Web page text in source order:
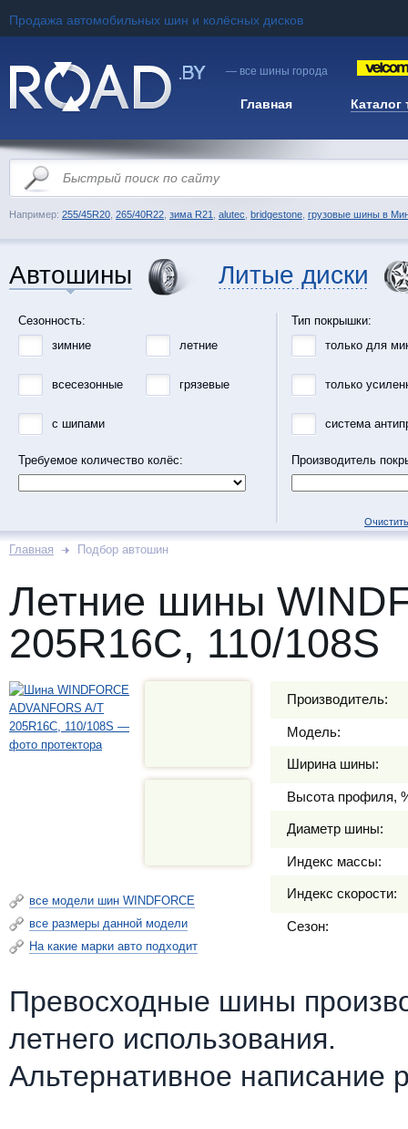
Продажа автомобильных шин и колёсных дисков
— все шины города
Главная Каталог
Например: 255/45R20 265/40R22 зима R21 alutec bridgestone грузовые шины в
Автошины Литые диски
Сезонность:
зимние
летние
всесезонные грязевые
с шипами
Требуемое количество колёс:
Тип покрышки:
только для
только
система
Производитель
Главная Подбор автошин
Летние шины
205R16C, 110/108S
все модели шин WINDFORCE
все размеры данной модели
На какие марки авто подходит
Производитель:
Модель:
Ширина шины:
Высота профиля,
Диаметр шины:
Индекс массы:
Индекс скорости:
Сезон:
Превосходные шины
летнего использования.
Альтернативное написание